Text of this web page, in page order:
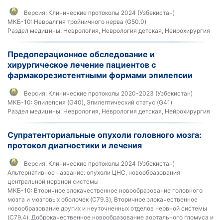
Версия: Клинические протоколы 2024 (Узбекистан)
МКБ-10: Невралгия тройничного нерва (G50.0)
Раздел медицины: Неврология, Неврология детская, Нейрохирургия
Предоперационное обследование и
хирургическое лечение пациентов с
фармакорезистентными формами эпилепсии
Версия: Клинические протоколы 2020-2023 (Узбекистан)
МКБ-10: Эпилепсия (G40), Эпилептический статус (G41)
Раздел медицины: Неврология, Неврология детская, Нейрохирургия
Супратенториальные опухоли головного мозга:
протокол диагностики и лечения
Версия: Клинические протоколы 2024 (Узбекистан)
Альтернативное название: опухоли ЦНС, новообразования
центральной нервной системы
МКБ-10: Вторичное злокачественное новообразование головного
мозга и мозговых оболочек (C79.3), Вторичное злокачественное
новообразование других и неуточненных отделов нервной системы
(C79.4), Доброкачественное новообразование аортального гломуса и